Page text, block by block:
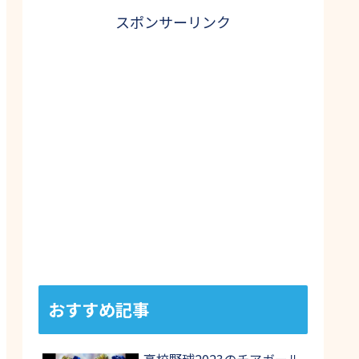
スポンサーリンク
おすすめ記事